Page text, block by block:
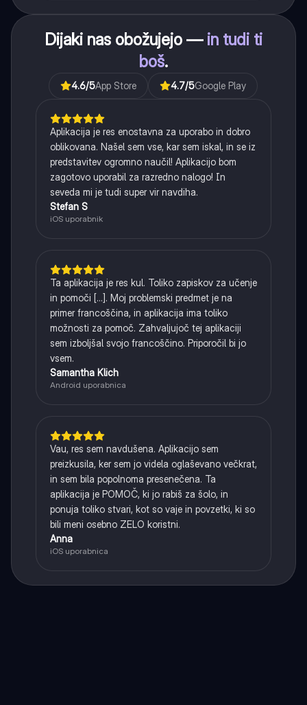
Dijaki nas obožujejo — in tudi ti
boš.
4.6/5App Store 4.7/5Google Play
Aplikacija je res enostavna za uporabo in dobro
oblikovana. Našel sem vse, kar sem iskal, in se iz
predstavitev ogromno naučil! Aplikacijo bom
zagotovo uporabil za razredno nalogo! In
seveda mi je tudi super vir navdiha.
Stefan S
iOS uporabnik
Ta aplikacija je res kul. Toliko zapiskov za učenje
in pomoči [...]. Moj problemski predmet je na
primer francoščina, in aplikacija ima toliko
možnosti za pomoč. Zahvaljujoč tej aplikaciji
sem izboljšal svojo francoščino. Priporočil bi jo
vsem.
Samantha Klich
Android uporabnica
Vau, res sem navdušena. Aplikacijo sem
preizkusila, ker sem jo videla oglaševano večkrat,
in sem bila popolnoma presenečena. Ta
aplikacija je POMOČ, ki jo rabiš za šolo, in
ponuja toliko stvari, kot so vaje in povzetki, ki so
bili meni osebno ZELO koristni.
Anna
iOS uporabnica